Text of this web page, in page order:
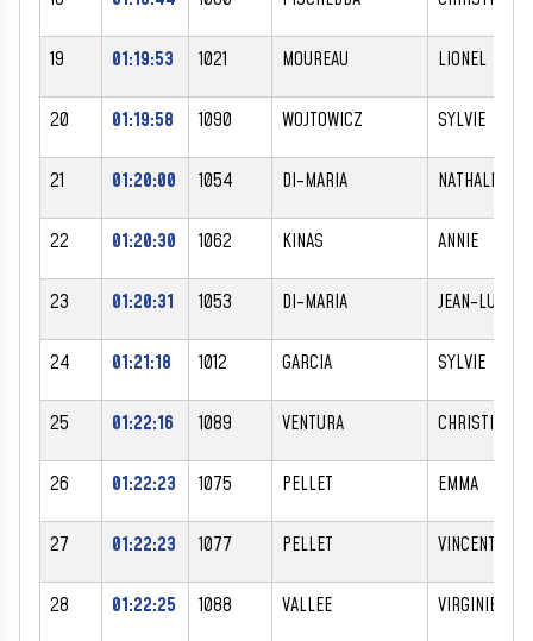
19 01:19:53 1021 MOUREAU LIONEL
20 01:19:58 1090 WOJTOWICZ SYLVIE
21 01:20:00 1054 DI-MARIA NATHALIE
22 01:20:30 1062 KINAS ANNIE
23 01:20:31 1053 DI-MARIA JEAN-LUC
24 01:21:18 1012 GARCIA SYLVIE
25 01:22:16 1089 VENTURA CHRISTINE
26 01:22:23 1075 PELLET EMMA
27 01:22:23 1077 PELLET VINCENT
28 01:22:25 1088 VALLEE VIRGINIE